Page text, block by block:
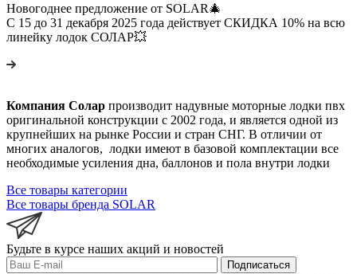
Новогоднее предложение от SOLAR🎄
С 15 до 31 декабря 2025 года действует СКИДКА 10% на всю
линейку лодок СОЛАР💥
Компания Солар производит надувные моторные лодки пвх
оригинальной конструкции с 2002 года, и является одной из
крупнейших на рынке России и стран СНГ. В отличии от
многих аналогов, лодки имеют в базовой комплектации все
необходимые усиления дна, баллонов и пола внутри лодки
Все товары категории
Все товары бренда SOLAR
Будьте в курсе наших акций и новостей
Подписаться